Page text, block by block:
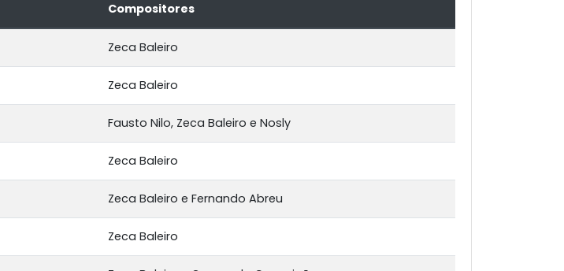
Compositores
Zeca Baleiro
Zeca Baleiro
Fausto Nilo, Zeca Baleiro e Nosly
Zeca Baleiro
Zeca Baleiro e Fernando Abreu
Zeca Baleiro